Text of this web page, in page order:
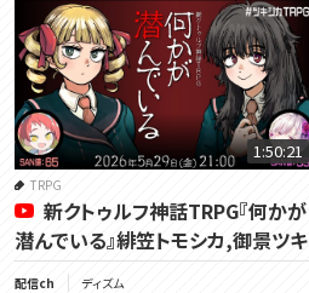
1:50:21
TRPG
新クトゥルフ神話TRPG『何かが
潜んでいる』緋笠トモシカ,御景ツキ
配信ch ディズム